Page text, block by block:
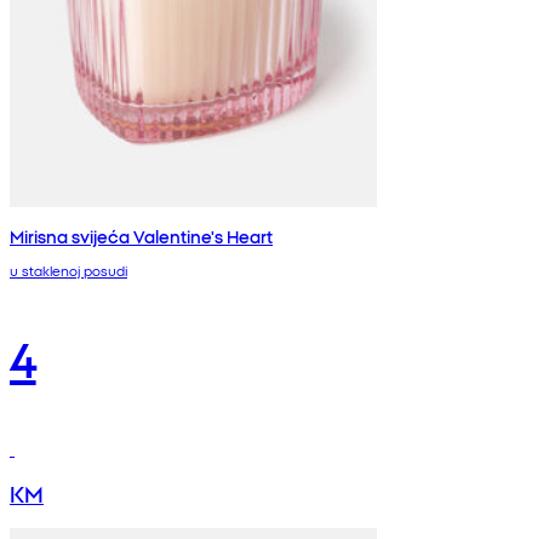
Mirisna svijeća Valentine's Heart
u staklenoj posudi
4
KM